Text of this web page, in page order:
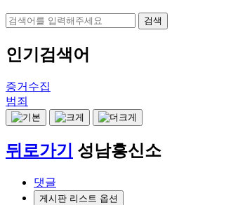
검색
인기검색어
증거수집
범죄
뒤로가기 성남흥신소
댓글
게시판 리스트 옵션